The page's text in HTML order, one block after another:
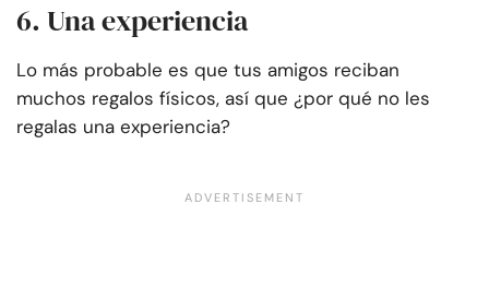
6. Una experiencia
Lo más probable es que tus amigos reciban
muchos regalos físicos, así que ¿por qué no les
regalas una experiencia?